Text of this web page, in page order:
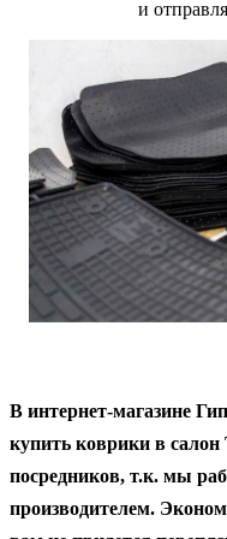
и
В интернет-магазине
купить коврики в
посредников, т.к. мы
производителем.